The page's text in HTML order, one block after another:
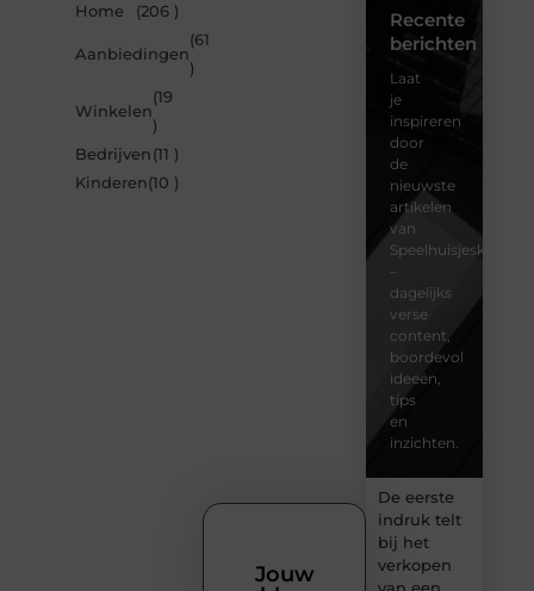
Home (206 )
Aanbiedingen
(61
)
Winkelen
(19
)
Bedrijven (11 )
Kinderen(10 )
Recente
berichten
Laat
je
inspireren
door
de
nieuwste
artikelen
van
Speelhuisjeskeuze.nl
–
dagelijks
verse
content,
boordevol
ideeën,
tips
en
inzichten.
De eerste
indruk telt
bij het
verkopen
Jouw